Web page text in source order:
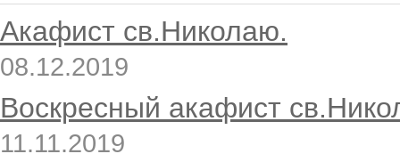
Акафист св.Николаю.
08.12.2019
Воскресный акафист
11.11.2019